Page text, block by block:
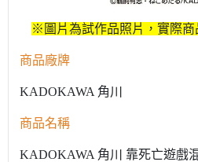
※圖片為試作品照片，實際
商品廠牌
KADOKAWA 角川
商品名稱
KADOKAWA 角川 靠死亡遊戲